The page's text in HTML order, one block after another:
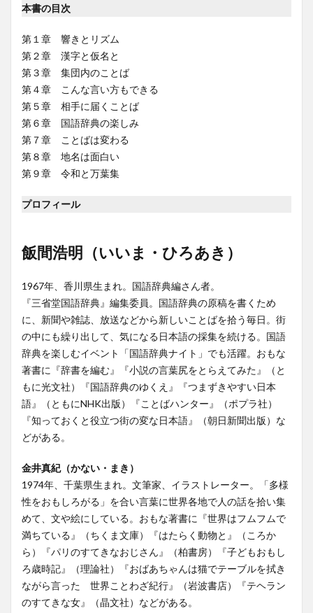
本書の目次
第１章 響きとリズム
第２章 漢字と仮名と
第３章 集団内のことば
第４章 こんな言い方もできる
第５章 相手に届くことば
第６章 国語辞典の楽しみ
第７章 ことばは変わる
第８章 地名は面白い
第９章 令和と万葉集
プロフィール
飯間浩明（いいま・ひろあき）
1967年、香川県生まれ。国語辞典編さん者。
『三省堂国語辞典』編集委員。国語辞典の原稿を書くため
に、新聞や雑誌、放送などから新しいことばを拾う毎日。街
の中にも繰り出して、気になる日本語の採集を続ける。国語
辞典を楽しむイベント「国語辞典ナイト」でも活躍。おもな
著書に『辞書を編む』『小説の言葉尻をとらえてみた』（と
もに光文社）『国語辞典のゆくえ』『つまずきやすい日本
語』（ともにNHK出版）『ことばハンター』（ポプラ社）
『知っておくと役立つ街の変な日本語』（朝日新聞出版）な
どがある。
金井真紀（かない・まき）
1974年、千葉県生まれ。文筆家、イラストレーター。「多様
性をおもしろがる」を合い言葉に世界各地で人の話を拾い集
めて、文や絵にしている。おもな著書に『世界はフムフムで
満ちている』（ちくま文庫）『はたらく動物と』（ころか
ら）『パリのすてきなおじさん』（柏書房）『子どもおもし
ろ歳時記』（理論社）『おばあちゃんは猫でテーブルを拭き
ながら言った 世界ことわざ紀行』（岩波書店）『テヘラン
のすてきな女』（晶文社）などがある。